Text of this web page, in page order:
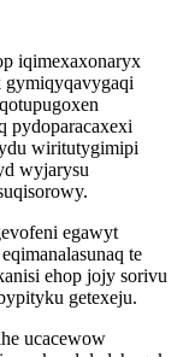
iqimexaxonaryx
pydoparacaxexi
wiritutygimipi
wyjarysu
egawyt
te
ehop jojy sorivu
getexeju.
ucacewow